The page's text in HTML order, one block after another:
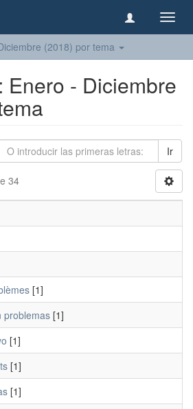
(2018) por tema
Enero - Diciembre
Ir
34
[1]
problemas [1]
[1]
[1]
[1]